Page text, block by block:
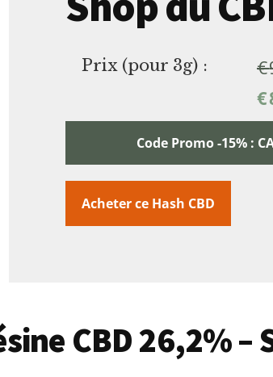
Prix (pour 3g) : €
€
Code Promo -15% :
Acheter ce Hash CBD
CBD 26,2% –